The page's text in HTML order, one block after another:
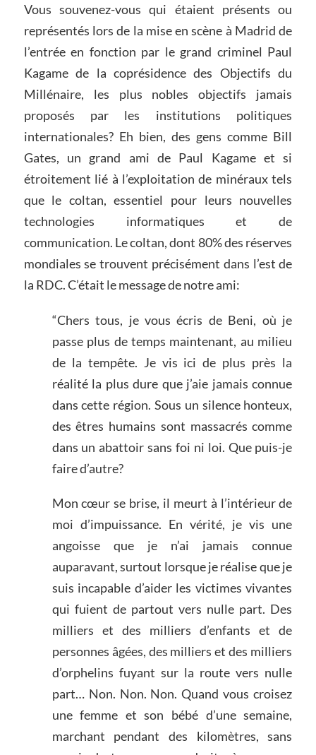
Vous souvenez-vous qui étaient présents ou
représentés lors de la mise en scène à Madrid de
l’entrée en fonction par le grand criminel Paul
Kagame de la coprésidence des Objectifs du
Millénaire, les plus nobles objectifs jamais
proposés par les institutions politiques
internationales? Eh bien, des gens comme Bill
Gates, un grand ami de Paul Kagame et si
étroitement lié à l’exploitation de minéraux tels
que le coltan, essentiel pour leurs nouvelles
technologies informatiques et de
communication. Le coltan, dont 80% des réserves
mondiales se trouvent précisément dans l’est de
la RDC. C’était le message de notre ami:
“Chers tous, je vous écris de Beni, où je
passe plus de temps maintenant, au milieu
de la tempête. Je vis ici de plus près la
réalité la plus dure que j’aie jamais connue
dans cette région. Sous un silence honteux,
des êtres humains sont massacrés comme
dans un abattoir sans foi ni loi. Que puis-je
faire d’autre?
Mon cœur se brise, il meurt à l’intérieur de
moi d’impuissance. En vérité, je vis une
angoisse que je n’ai jamais connue
auparavant, surtout lorsque je réalise que je
suis incapable d’aider les victimes vivantes
qui fuient de partout vers nulle part. Des
milliers et des milliers d’enfants et de
personnes âgées, des milliers et des milliers
d’orphelins fuyant sur la route vers nulle
part… Non. Non. Non. Quand vous croisez
une femme et son bébé d’une semaine,
marchant pendant des kilomètres, sans